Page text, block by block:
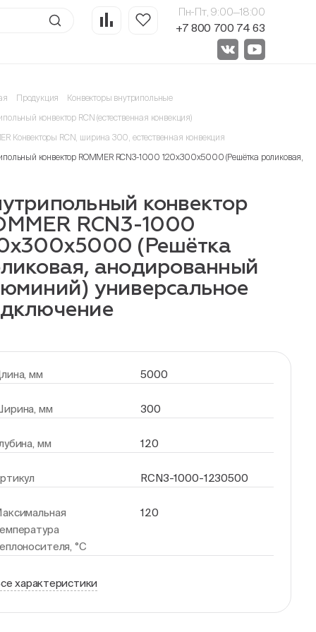
Пн-Пт, 9:00—18:00
+7 800 700 74 63
Продукция Конвекторы внутрипольные
конвектор RCN (естественная конвекция)
Конвекторы RCN, ширина 300, естественная конвекция
конвектор ROMMER RCN3-1000 120х300х5000 (Решётка роликовая,
конвектор
RCN3-1000
(Решётка
анодированный
универсальное
мм 5000
мм 300
мм 120
RCN3-1000-1230500
°С
120
характеристики